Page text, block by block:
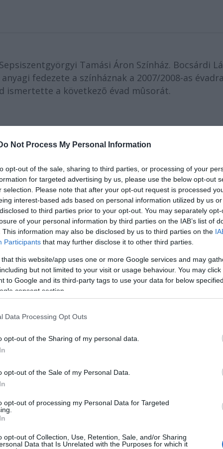
Not Process My Personal Information
opt-out of the sale, sharing to third parties, or processing of your
for targeted advertising by us, please use the below opt-out
selection. Please note that after your opt-out request is processed
interest-based ads based on personal information utilized by us
to third parties prior to your opt-out. You may separately
of your personal information by third parties on the IAB’s list of
This information may also be disclosed by us to third parties on the
Participants that may further disclose it to other third parties.
that this website/app uses one or more Google services and may
but not limited to your visit or usage behaviour. You may
to Google and its third-party tags to use your data for below
consent section.
Data Processing Opt Outs
opt-out of the Sharing of my personal data.
opt-out of the Sale of my Personal Data.
opt-out of processing my Personal Data for Targeted
opt-out of Collection, Use, Retention, Sale, and/or Sharing
Data that Is Unrelated with the Purposes for which it
Tamási Áron Színház. Bocsárdi
fedezete a színháznak a 2007/2008-as évadra
ismertette a következõ évad mûsorát.
miatt az évadotZakariás Zalánrendezése,Friedrich
CaragialeFarsangjánaksepsiszentgyörgyi
után, remélhetően 2008 tavaszán kerül sor.
Zalán)
(r. Keresztes Attila)
J. D. Salinger kisregénye alapján